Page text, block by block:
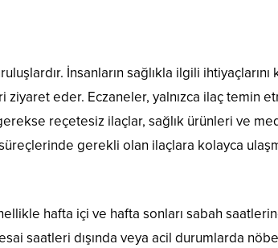
İnsanların sağlıkla ilgili
eder. Eczaneler, yalnızca ilaç temin
reçetesiz ilaçlar, sağlık ürünleri ve
gerekli olan ilaçlara kolayca
hafta içi ve hafta sonları sabah
saatleri dışında veya acil durumlarda